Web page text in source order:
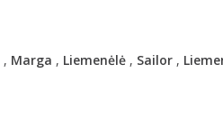
, Marga , Liemenėlė, Sailor,